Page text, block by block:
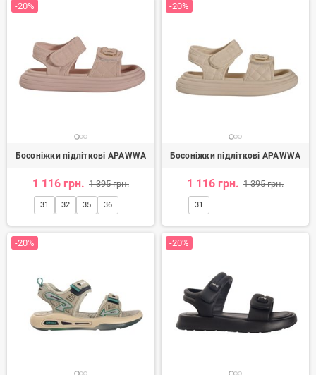
-20%
Босоніжки підліткові APAWWA
1 116 грн. 1 395 грн.
31 32 35 36
-20%
Босоніжки підліткові APAWWA
1 116 грн. 1 395 грн.
31
-20% -20%